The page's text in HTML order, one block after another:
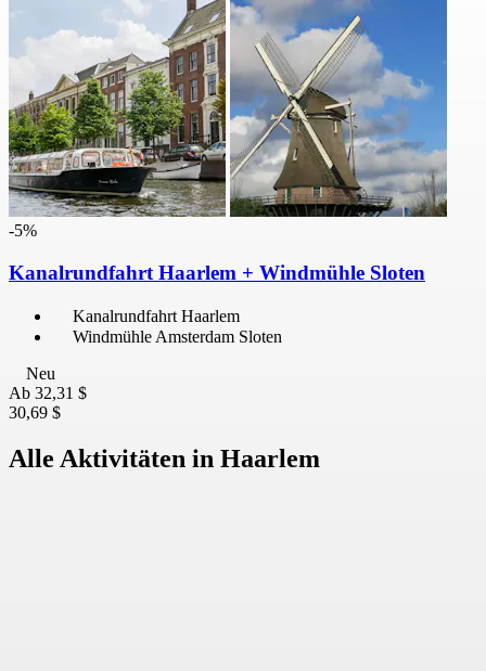
-5%
Kanalrundfahrt Haarlem + Windmühle Sloten
Kanalrundfahrt Haarlem
Windmühle Amsterdam Sloten
Neu
Ab 32,31 $
30,69 $
Alle Aktivitäten in Haarlem